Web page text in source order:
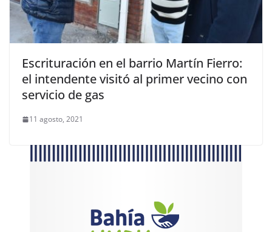
Escrituración en el barrio Martín Fierro:
el intendente visitó al primer vecino con
servicio de gas
11 agosto, 2021